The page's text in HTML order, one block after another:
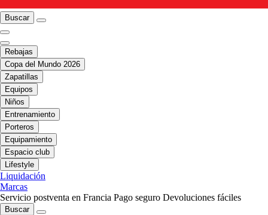
Buscar
Rebajas
Copa del Mundo 2026
Zapatillas
Equipos
Niños
Entrenamiento
Porteros
Equipamiento
Espacio club
Lifestyle
Liquidación
Marcas
Servicio postventa en Francia Pago seguro Devoluciones fáciles
Buscar